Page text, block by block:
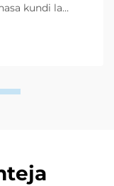
kundi la
...